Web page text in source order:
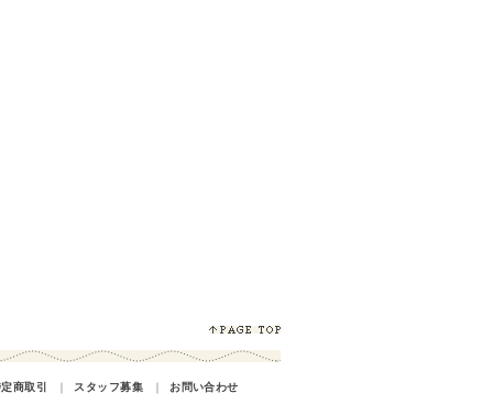
商取引 ｜ スタッフ募集 ｜ お問い合わせ